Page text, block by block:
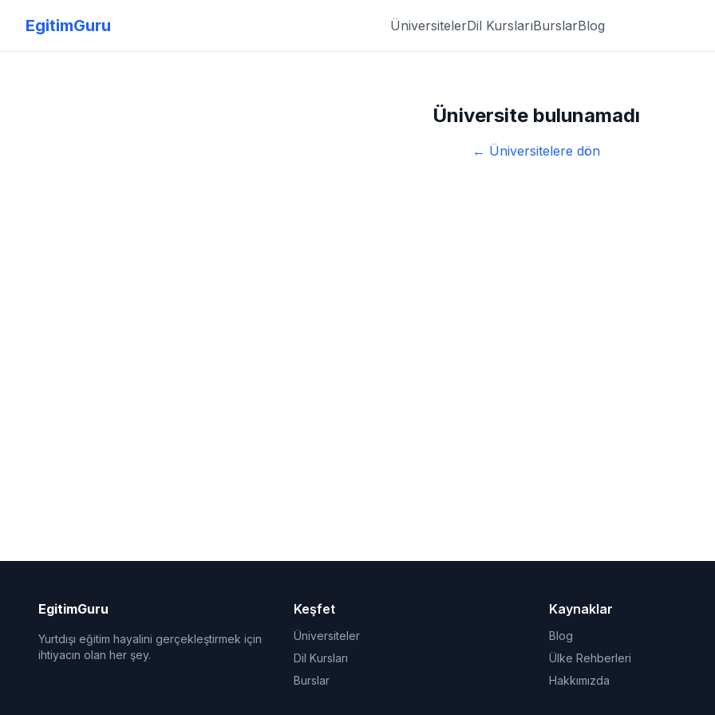
EgitimGuru ÜniversitelerDil KurslarıBurslarBlog
Üniversite bulunamadı
← Üniversitelere dön
EgitimGuru
Yurtdışı eğitim hayalini gerçekleştirmek için
ihtiyacın olan her şey.
Keşfet
Üniversiteler
Dil Kursları
Burslar
Kaynaklar
Blog
Ülke Rehberleri
Hakkımızda